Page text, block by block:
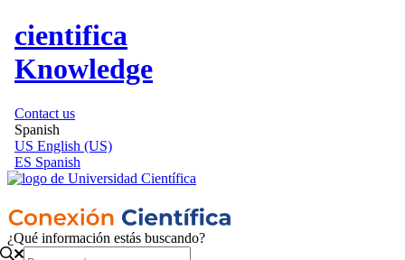
cientifica
Knowledge
Contact us
Spanish
US English (US)
ES Spanish
¿Qué información estás buscando?